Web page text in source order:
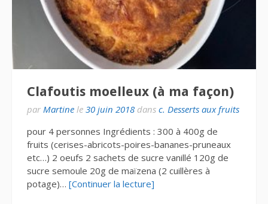
Clafoutis moelleux (à ma façon)
par Martine le 30 juin 2018 dans c. Desserts aux fruits
pour 4 personnes Ingrédients : 300 à 400g de
fruits (cerises-abricots-poires-bananes-pruneaux
etc…) 2 oeufs 2 sachets de sucre vanillé 120g de
sucre semoule 20g de maïzena (2 cuillères à
potage)… [Continuer la lecture]